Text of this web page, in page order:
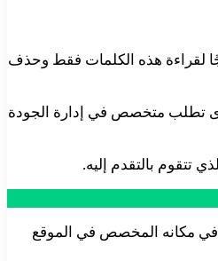
لقراءة هذه الكلمات فقط وحذف
تطلب متخصص في إدارة الجودة
تتقوم بالتقدم إليه.
في مكانه المخصص في الموقع